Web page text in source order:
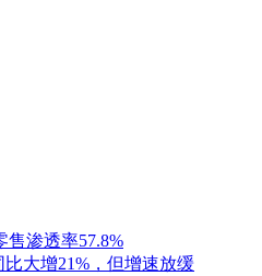
售渗透率57.8%
大增21%，但增速放缓